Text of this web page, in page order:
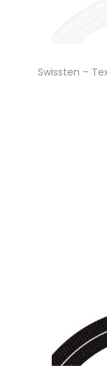
Swissten –